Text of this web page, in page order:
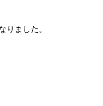
ました。